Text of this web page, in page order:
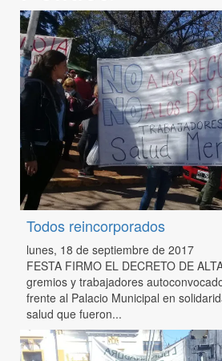
Todos reincorporados
lunes, 18 de septiembre de 2017
FESTA FIRMO EL DECRETO DE
gremios y trabajadores
frente al Palacio Municipal en
salud que fueron...